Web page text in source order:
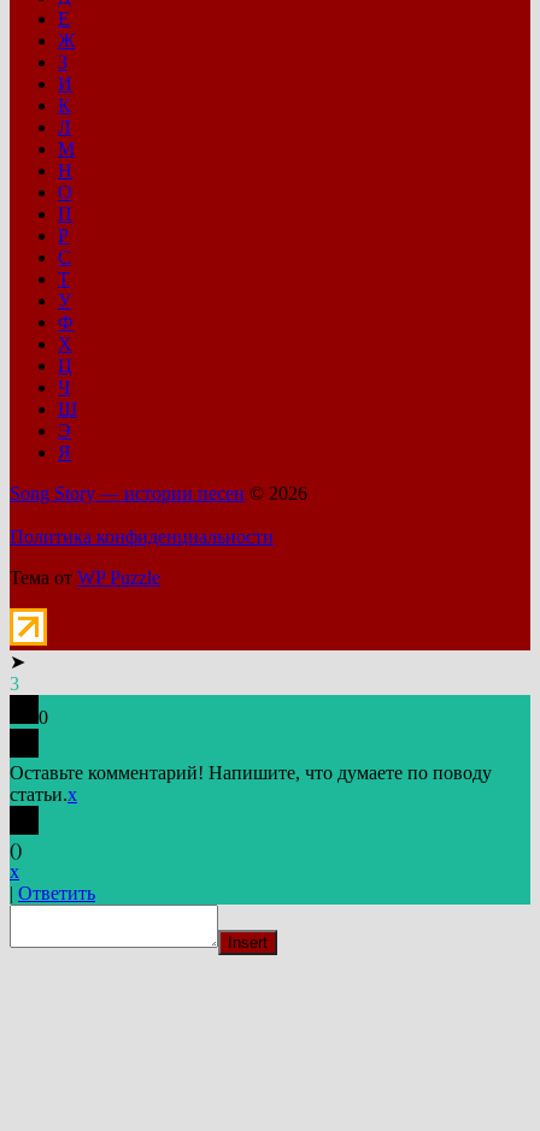
Е
Ж
З
И
К
Л
М
Н
О
П
Р
С
Т
У
Ф
Х
Ц
Ч
Ш
Э
Я
Song Story — истории песен © 2026
Политика конфиденциальности
Тема от WP Puzzle
➤
3
0
Оставьте комментарий! Напишите, что думаете по поводу
статьи.x
()
x
| Ответить
Insert